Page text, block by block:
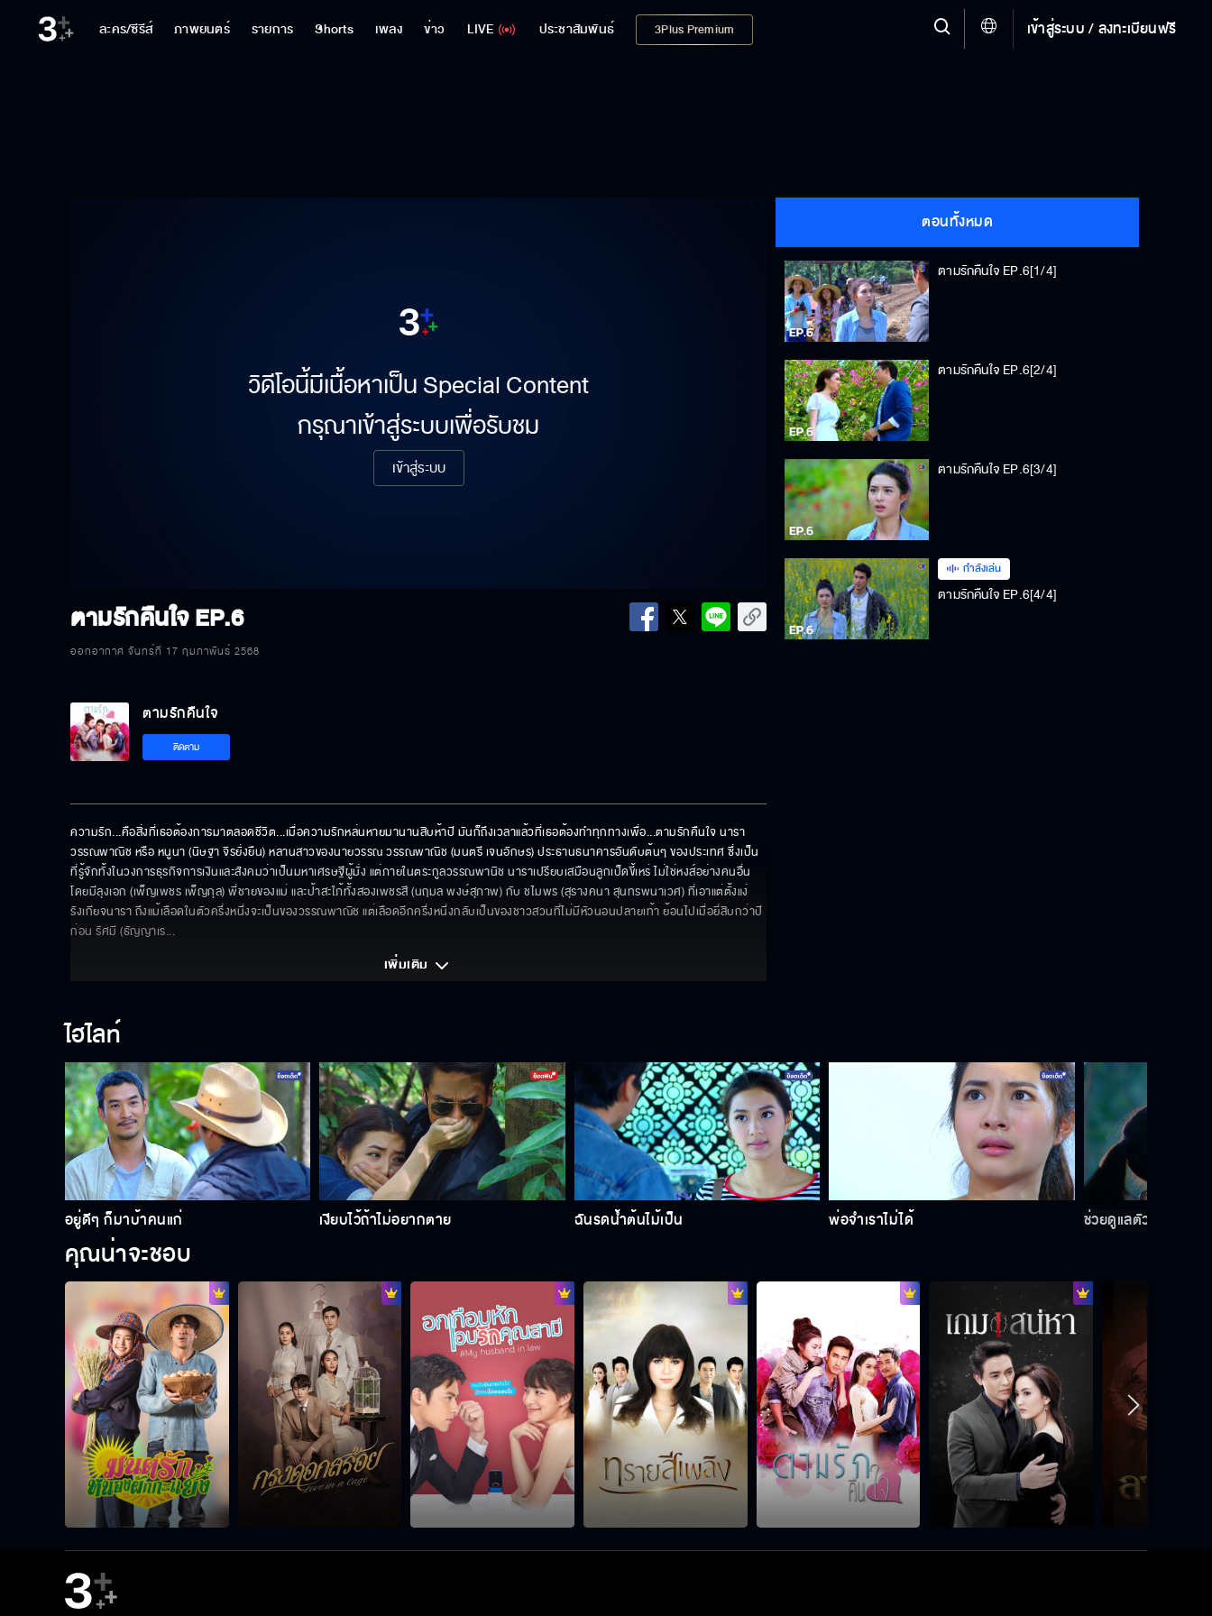
ละคร/ซีรีส์ ภาพยนตร์ รายการ Shorts เพลง ข่าว LIVE ประชาสัมพันธ์ 3Plus Premium เข้าสู่ระบบ / ลงทะเบียนฟรี
วิดีโอนี้มีเนื้อหาเป็น Special Content
กรุณาเข้าสู่ระบบเพื่อรับชม
เข้าสู่ระบบ
ตามรักคืนใจEP.6
ออกอากาศ จันทร์ที่ 17 กุมภาพันธ์ 2568
ตอนทั้งหมด
ตามรักคืนใจ EP.6[1/4]
ตามรักคืนใจ EP.6[2/4]
ตามรักคืนใจ EP.6[3/4]
กำลังเล่น
ตามรักคืนใจ EP.6[4/4]
ตามรักคืนใจ
ติดตาม
ความรัก...คือสิ่งที่เธอต้องการมาตลอดชีวิต...เมื่อความรักหล่นหายมานานสิบห้าปี มันก็ถึงเวลาแล้วที่เธอต้องทำทุกทางเพื่อ...ตามรักคืนใจ นารา
วรรณพาณิช หรือ หนูนา (นิษฐา จิรยั่งยืน) หลานสาวของนายวรรณ วรรณพาณิช (มนตรี เจนอักษร) ประธานธนาคารอันดับต้นๆ ของประเทศ ซึ่งเป็น
ที่รู้จักทั้งในวงการธุรกิจการเงินและสังคมว่าเป็นมหาเศรษฐีผู้มั่ง แต่ภายในตระกูลวรรณพานิช นาราเปรียบเสมือนลูกเป็ดขี้เหร่ ไม่ใช่หงส์อย่างคนอื่น
โดยมีลุงเอก (เพ็ญเพชร เพ็ญกุล) พี่ชายของแม่ และป้าสะใภ้ทั้งสองเพชรสี (นฤมล พงษ์สุภาพ) กับ ชไมพร (สุรางคนา สุนทรพนาเวศ) ที่เอาแต่ตั้งแง่
รังเกียจนารา ถึงแม้เลือดในตัวครึ่งหนึ่งจะเป็นของวรรณพาณิช แต่เลือดอีกครึ่งหนึ่งกลับเป็นของชาวสวนที่ไม่มีหัวนอนปลายเท้า ย้อนไปเมื่อยี่สิบกว่าปี
ก่อน รัศมี (ธัญญาเร...
เพิ่มเติม
ไฮไลท์
อยู่ดีๆ ก็มาบ้าคนแก่ เงียบไว้ถ้าไม่อยากตาย ฉันรดน้ำต้นไม้เป็น พ่อจำเราไม่ได้ ช่วยดูแลตัวเองให้มา
คุณน่าจะชอบ